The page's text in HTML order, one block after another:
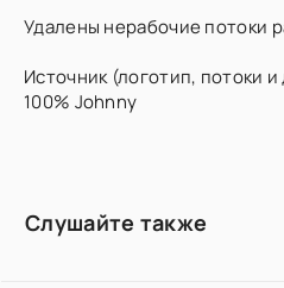
Удалены нерабочие потоки
Источник (логотип, потоки
100% Johnny
Слушайте также